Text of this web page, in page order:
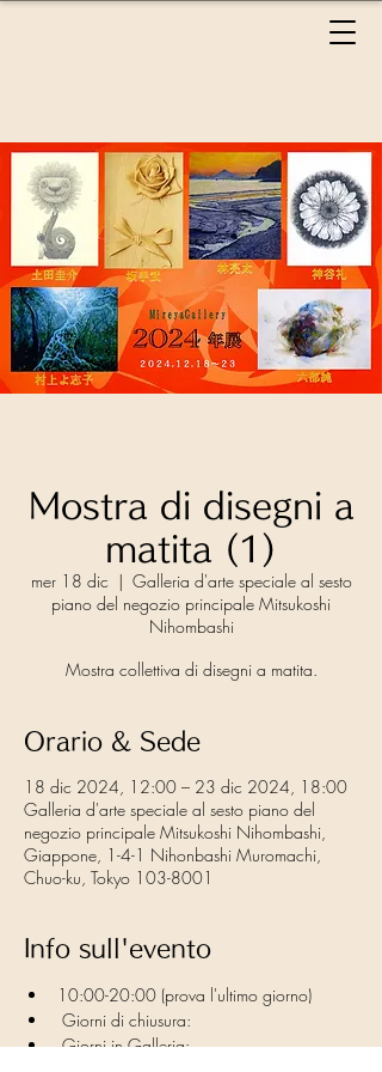
Mostra di disegni a
matita (1)
mer 18 dic
  |
Galleria d'arte speciale al sesto
piano del negozio principale Mitsukoshi
Nihombashi
Mostra collettiva di disegni a matita.
Orario & Sede
18 dic 2024, 12:00 – 23 dic 2024, 18:00
Galleria d'arte speciale al sesto piano del
negozio principale Mitsukoshi Nihombashi,
Giappone, 1-4-1 Nihonbashi Muromachi,
Chuo-ku, Tokyo 103-8001
Info sull'evento
10:00-20:00 (prova l'ultimo giorno)
Giorni di chiusura:
Giorni in Galleria: